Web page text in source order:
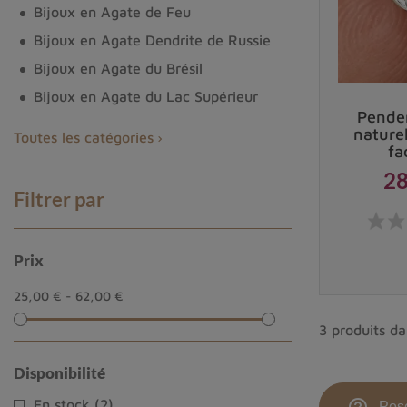
En quoi la Pétalite peut-elle nous aider ?
Cette pierre est communément appelée
nous affecter et nous tient à distance de tout ce
« La Pétalite a
Ses vertus sur le plan spirituel
Bijoux en Agate de Feu
Bijoux en Agate Dendrite de Russie
Bijoux en Agate du Brésil
Bijoux en Agate du Lac Supérieur
Toutes les catégories
Filtrer par
Prix
25,00 € - 62,00 €
Disponibilité
3 produits